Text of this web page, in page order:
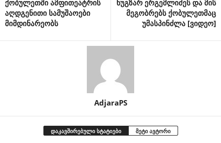
ქობულეთში ამფითეატრის
აღდგენითი სამუშაოები
მიმდინარეობს
ნუგზარ ერგემლიძეს და მის
მეგობრებს ქობულეთმაც
უმასპინძლა [ვიდეო]
AdjaraPS
დაკავშირებული სტატიები მეტი ავტორი